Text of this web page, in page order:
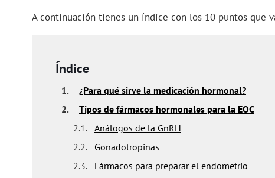
A continuación tienes un índice con los 10 puntos que
Índice
1.
¿Para qué sirve la medicación hormonal?
2.
Tipos de fármacos hormonales para la EOC
2.1. Análogos de la GnRH
2.2.
Gonadotropinas
2.3.
Fármacos para preparar el endometrio